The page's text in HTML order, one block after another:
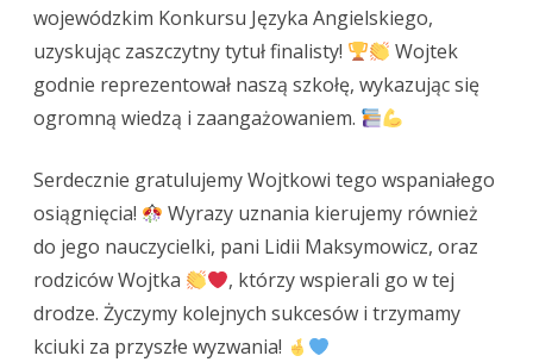
wojewódzkim Konkursu Języka Angielskiego,
uzyskując zaszczytny tytuł finalisty!
Wojtek
godnie reprezentował naszą szkołę, wykazując się
ogromną wiedzą i zaangażowaniem.
Serdecznie gratulujemy Wojtkowi tego wspaniałego
osiągnięcia!
Wyrazy uznania kierujemy również
do jego nauczycielki, pani Lidii Maksymowicz, oraz
rodziców Wojtka
, którzy wspierali go w tej
drodze. Życzymy kolejnych sukcesów i trzymamy
kciuki za przyszłe wyzwania!